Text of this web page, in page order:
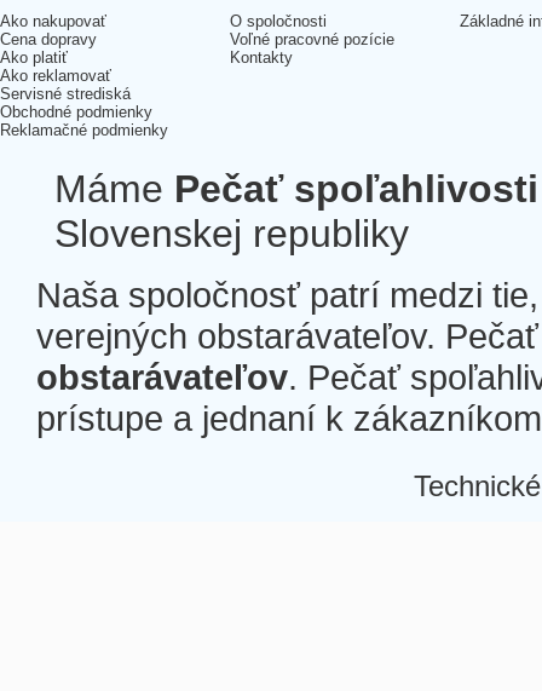
Ako nakupovať
Cena dopravy
Ako platiť
Ako reklamovať
Servisné strediská
Obchodné podmienky
Reklamačné podmienky
O spoločnosti
Voľné pracovné pozície
Kontakty
Základné
Máme Pečať spoľahlivosti
Slovenskej republiky
Naša spoločnosť patrí medzi
verejných obstarávateľov.
obstarávateľov. Pečať
prístupe a jednaní k